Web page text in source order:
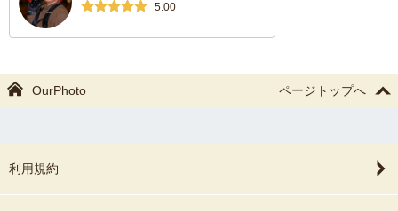
5.00
OurPhoto ページトップへ
利用規約